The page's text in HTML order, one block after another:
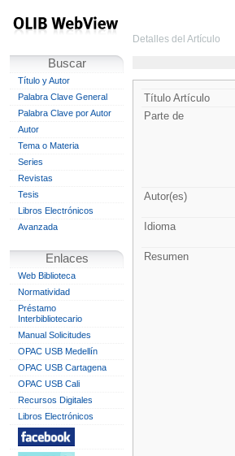
Buscar
Título y Autor
Palabra Clave General
Palabra Clave por Autor
Autor
Tema o Materia
Series
Revistas
Tesis
Libros Electrónicos
Avanzada
Enlaces
Web Biblioteca
Normatividad
Préstamo
Interbibliotecario
Manual Solicitudes
OPAC USB Medellín
OPAC USB Cartagena
OPAC USB Cali
Recursos Digitales
Libros Electrónicos
Detalles del Artículo
Título Artículo
Parte de
Autor(es)
Idioma
Resumen